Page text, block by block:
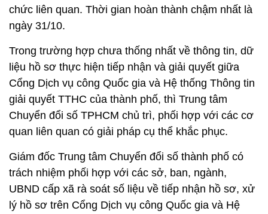
chức liên quan. Thời gian hoàn thành chậm nhất là
ngày 31/10.
Trong trường hợp chưa thống nhất về thông tin, dữ
liệu hồ sơ thực hiện tiếp nhận và giải quyết giữa
Cổng Dịch vụ công Quốc gia và Hệ thống Thông tin
giải quyết TTHC của thành phố, thì Trung tâm
Chuyển đổi số TPHCM chủ trì, phối hợp với các cơ
quan liên quan có giải pháp cụ thể khắc phục.
Giám đốc Trung tâm Chuyển đổi số thành phố có
trách nhiệm phối hợp với các sở, ban, ngành,
UBND cấp xã rà soát số liệu về tiếp nhận hồ sơ, xử
lý hồ sơ trên Cổng Dịch vụ công Quốc gia và Hệ